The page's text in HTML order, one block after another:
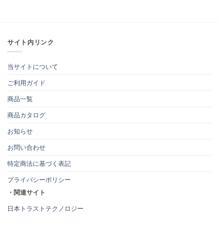
サイト内リンク
当サイトについて
ご利用ガイド
商品一覧
商品カタログ
お知らせ
お問い合わせ
特定商法に基づく表記
プライバシーポリシー
・関連サイト
日本トラストテクノロジー